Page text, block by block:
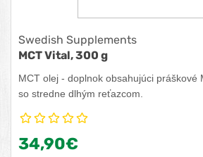
Swedish Supplements
MCT Vital, 300 g
MCT olej - doplnok obsahujúci práškové
so stredne dlhým reťazcom.
34,90€